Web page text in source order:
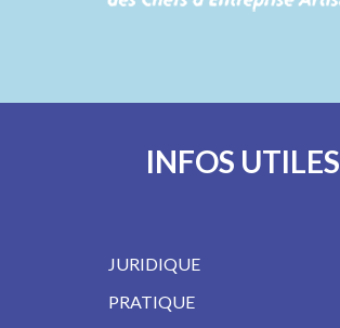
INFOS UTILES
JURIDIQUE
PRATIQUE